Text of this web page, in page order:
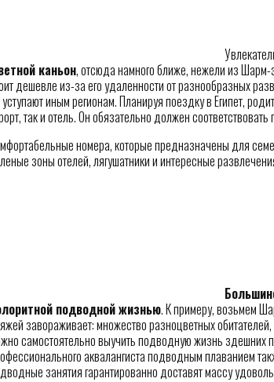
каньон, отсюда намного ближе, нежели из
дешевле из-за его удаленности от разнообразных
иным регионам. Планируя поездку в Египет,
так и отель. Он обязательно должен
номера, которые предназначены для
зоны отелей, лягушатники и интересные
подводной жизнью. К примеру, возьмем
завораживает: множество разноцветных
самостоятельно выучить подводную жизнь здешних
аквалангиста подводным плаванием
занятия гарантированно доставят массу